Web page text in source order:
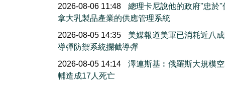
2026-08-06 11:48
總理卡尼說他的政府''忠於''
拿大乳製品產業的供應管理系統
2026-08-05 14:35
美媒報道美軍已消耗近八
導彈防禦系統攔截導彈
2026-08-05 14:14
澤連斯基︰俄羅斯大規模
輔造成17人死亡